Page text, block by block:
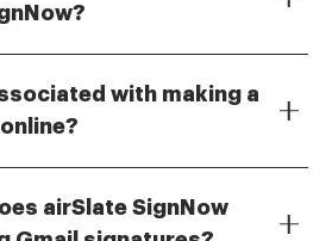
tool, and customize your
text, images, and links to
Gmail account.
with making a
any initial investment. After
airSlate SignNow